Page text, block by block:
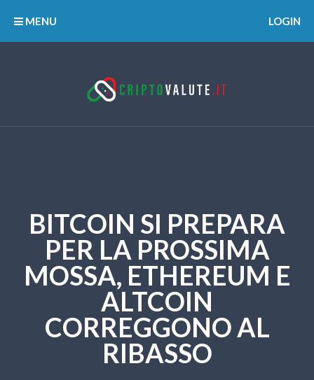
MENU LOGIN
BITCOIN SI PREPARA
PER LA PROSSIMA
MOSSA, ETHEREUM E
ALTCOIN
CORREGGONO AL
RIBASSO